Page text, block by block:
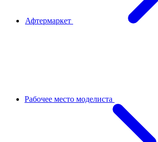
Афтермаркет
Рабочее место моделиста